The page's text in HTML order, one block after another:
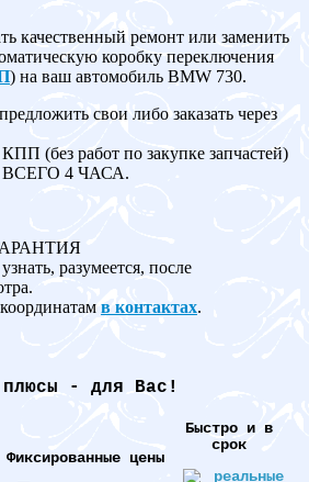
качественный ремонт или заменить
коробку переключения
) на ваш автомобиль BMW 730.
свои либо заказать через
(без работ по закупке запчастей)
ВСЕГО 4 ЧАСА.
ГАРАНТИЯ
разумеется, после
в контактах.
плюсы - для Вас!
Фиксированные цены
Быстро и в
срок